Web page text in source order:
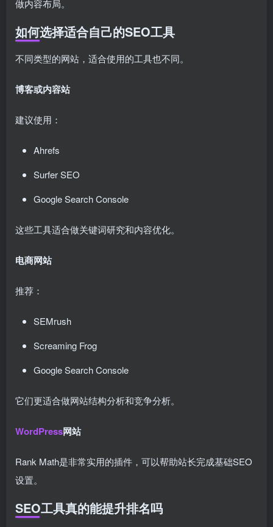
做内容布局。
如何选择适合自己的SEO工具
不同类型的网站，适合使用的工具也不同。
博客或内容站
建议使用：
Ahrefs
Surfer SEO
Google Search Console
这些工具适合做关键词研究和内容优化。
电商网站
推荐：
SEMrush
Screaming Frog
Google Search Console
它们更适合做网站结构分析和竞争分析。
WordPress网站
Rank Math是非常实用的插件，可以帮助站长完成基础SEO
设置。
SEO工具真的能提升排名吗